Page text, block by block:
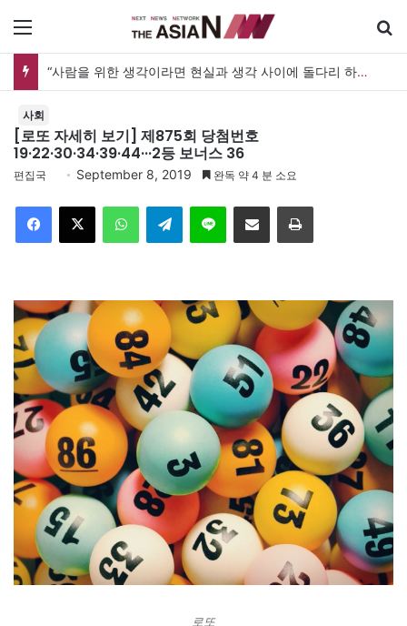
“사람을 위한 생각이라면 현실과 생각 사이에 돌다리 하나는 놓아야 하지 않을까”
사회
[로또 자세히 보기] 제875회 당첨번호
19·22·30·34·39·44···2등 보너스 36
편집국 September 8, 2019 완독 약 4 분 소요
Telegram 이메일
로또